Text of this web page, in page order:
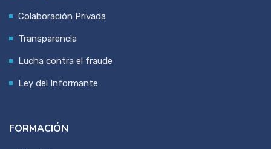
Colaboración Privada
Transparencia
Lucha contra el fraude
Ley del Informante
FORMACIÓN